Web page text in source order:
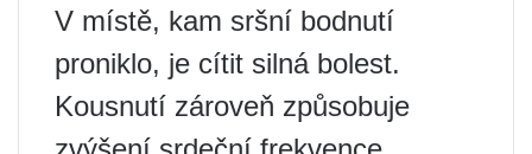
V místě, kam sršní bodnutí
proniklo, je cítit silná bolest.
Kousnutí zároveň způsobuje